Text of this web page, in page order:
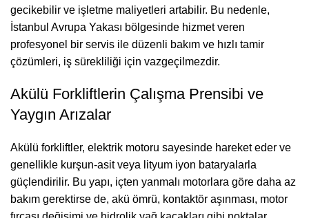
gecikebilir ve işletme maliyetleri artabilir. Bu nedenle,
İstanbul Avrupa Yakası bölgesinde hizmet veren
profesyonel bir servis ile düzenli bakım ve hızlı tamir
çözümleri, iş sürekliliği için vazgeçilmezdir.
Akülü Forkliftlerin Çalışma Prensibi ve
Yaygın Arızalar
Akülü forkliftler, elektrik motoru sayesinde hareket eder ve
genellikle kurşun-asit veya lityum iyon bataryalarla
güçlendirilir. Bu yapı, içten yanmalı motorlara göre daha az
bakım gerektirse de, akü ömrü, kontaktör aşınması, motor